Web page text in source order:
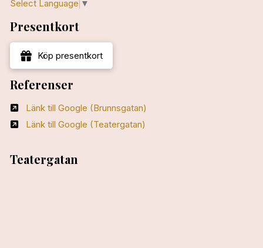
Select Language ▼
Presentkort
Köp presentkort
Referenser
Länk till Google (Brunnsgatan)
Länk till Google (Teatergatan)
Teatergatan